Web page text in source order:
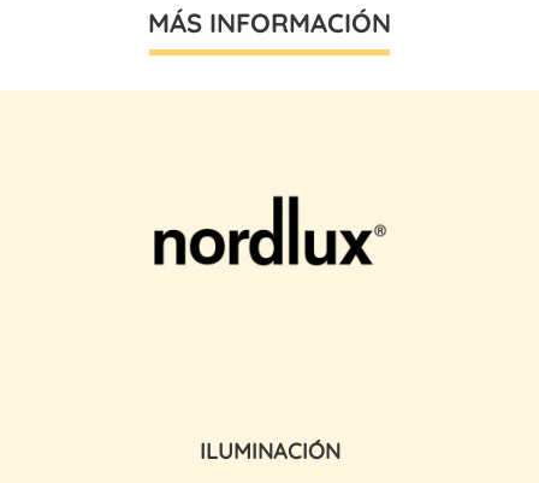
MÁS INFORMACIÓN
ILUMINACIÓN